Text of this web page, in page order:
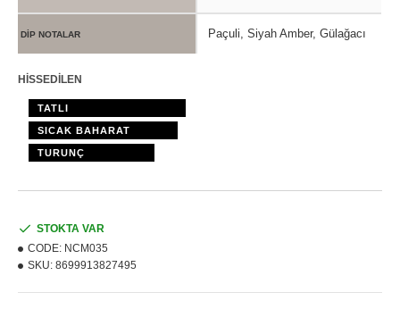
DİP NOTALAR Paçuli, Siyah Amber, Gülağacı
HİSSEDİLEN
TATLI
SICAK BAHARAT
TURUNÇ
STOKTA VAR
CODE: NCM035
SKU: 8699913827495